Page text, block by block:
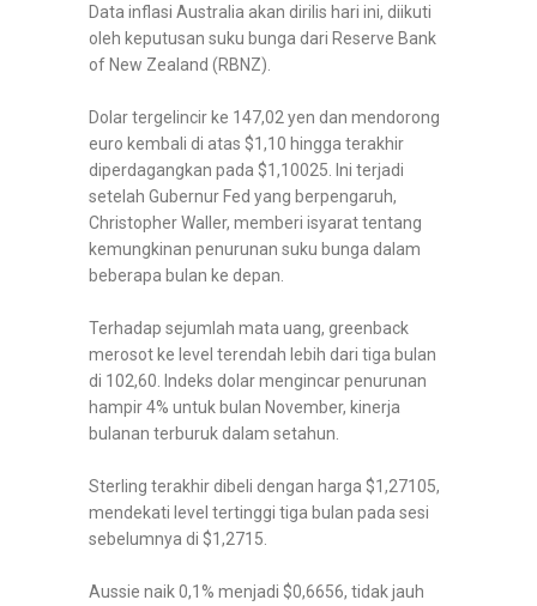
Data inflasi Australia akan dirilis hari ini, diikuti
oleh keputusan suku bunga dari Reserve Bank
of New Zealand (RBNZ).
Dolar tergelincir ke 147,02 yen dan mendorong
euro kembali di atas $1,10 hingga terakhir
diperdagangkan pada $1,10025. Ini terjadi
setelah Gubernur Fed yang berpengaruh,
Christopher Waller, memberi isyarat tentang
kemungkinan penurunan suku bunga dalam
beberapa bulan ke depan.
Terhadap sejumlah mata uang, greenback
merosot ke level terendah lebih dari tiga bulan
di 102,60. Indeks dolar mengincar penurunan
hampir 4% untuk bulan November, kinerja
bulanan terburuk dalam setahun.
Sterling terakhir dibeli dengan harga $1,27105,
mendekati level tertinggi tiga bulan pada sesi
sebelumnya di $1,2715.
Aussie naik 0,1% menjadi $0,6656, tidak jauh